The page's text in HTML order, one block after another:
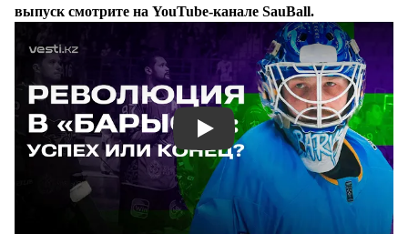
выпуск смотрите на YouTube-канале SauBall.
Смотреть видео YouTube